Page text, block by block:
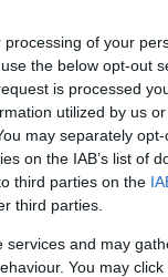
of your
the below opt-out
is processed
utilized by us
may separately
on the IAB’s list of
third parties on the
third parties.
services and may
You may
είπε
ο
κυρίου
με